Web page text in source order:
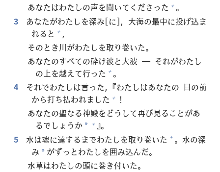
あなたはわたしの声を聞いてくださった + 。
3
あなたがわたしを深み[に]， 大海の最中に投げ込ま
れると + ，
そのとき川がわたしを取り巻いた。
あなたのすべての砕け波と大波 ― それがわたし
の 上を越えて行った + 。
4
それでわたしは言った，『わたしはあなたの 目の前
から打ち払われました +
！
あなたの聖なる神殿をどうして再び見ることがあ
るでしょうか * + 』。
5
水は魂に達するまでわたしを取り巻いた + 。 水の深
み * がずっとわたしを囲み込んだ。
水草はわたしの頭に巻き付いた。